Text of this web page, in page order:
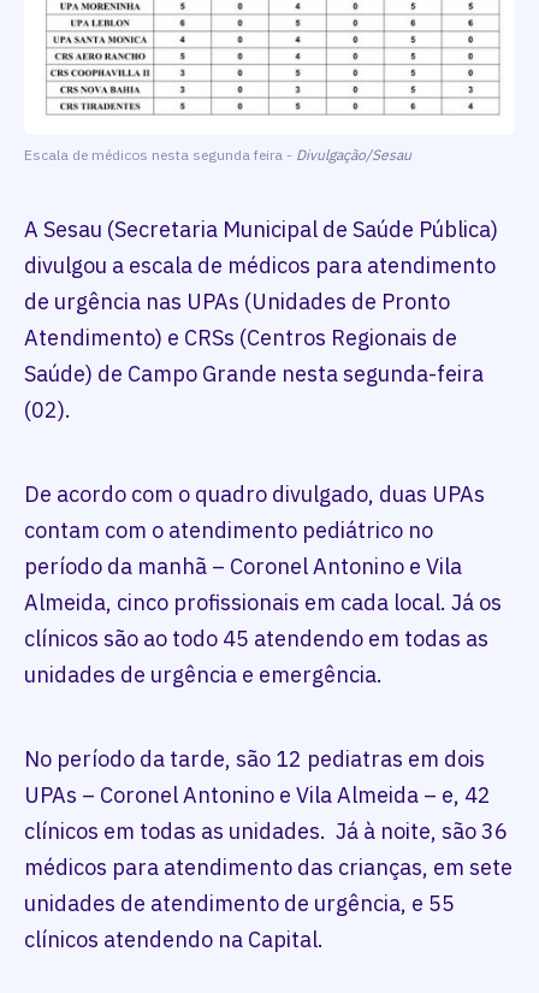
Escala de médicos nesta segunda feira - Divulgação/Sesau
A Sesau (Secretaria Municipal de Saúde Pública)
divulgou a escala de médicos para atendimento
de urgência nas UPAs (Unidades de Pronto
Atendimento) e CRSs (Centros Regionais de
Saúde) de Campo Grande nesta segunda-feira
(02).
De acordo com o quadro divulgado, duas UPAs
contam com o atendimento pediátrico no
período da manhã – Coronel Antonino e Vila
Almeida, cinco profissionais em cada local. Já os
clínicos são ao todo 45 atendendo em todas as
unidades de urgência e emergência.
No período da tarde, são 12 pediatras em dois
UPAs – Coronel Antonino e Vila Almeida – e, 42
clínicos em todas as unidades. Já à noite, são 36
médicos para atendimento das crianças, em sete
unidades de atendimento de urgência, e 55
clínicos atendendo na Capital.